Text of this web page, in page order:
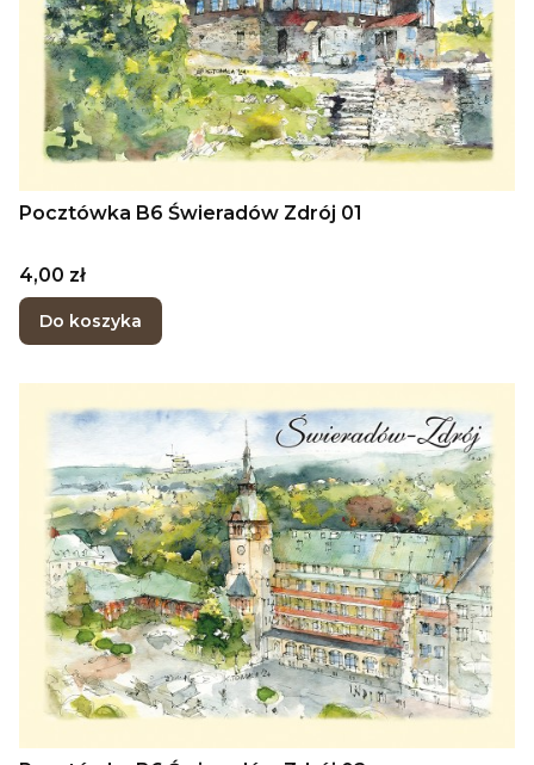
Pocztówka B6 Świeradów Zdrój 01
Cena
4,00 zł
Do koszyka